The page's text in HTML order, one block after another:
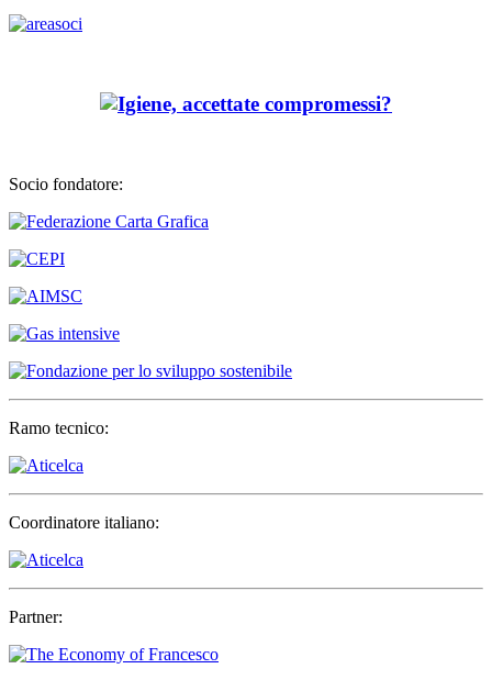
Socio fondatore:
Ramo tecnico:
Coordinatore italiano:
Partner: